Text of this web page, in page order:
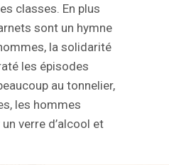
classes. En plus
sont un hymne
la solidarité
les épisodes
au tonnelier,
les hommes
verre d’alcool et